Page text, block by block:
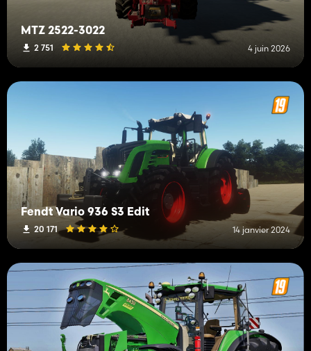
MTZ 2522-3022
2 751 4 juin 2026
Fendt Vario 936 S3 Edit
20 171 14 janvier 2024